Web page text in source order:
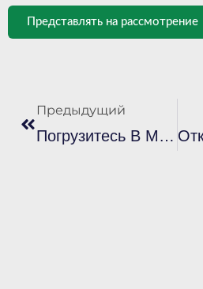
Представлять на рассмотрение
Предыдущий
Погрузитесь В Мир Синих Пластизольных Чернил: Овладейте Искусством Смешивания, Качеством Печати, Низким Временем Отверждения И Многим Другим